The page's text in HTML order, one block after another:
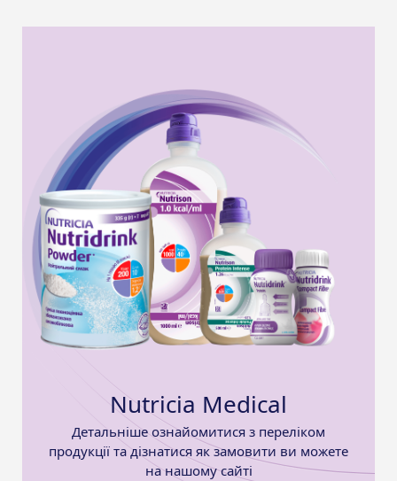
Nutricia Medical
Детальніше ознайомитися з переліком
продукції та дізнатися як замовити ви можете
на нашому сайті